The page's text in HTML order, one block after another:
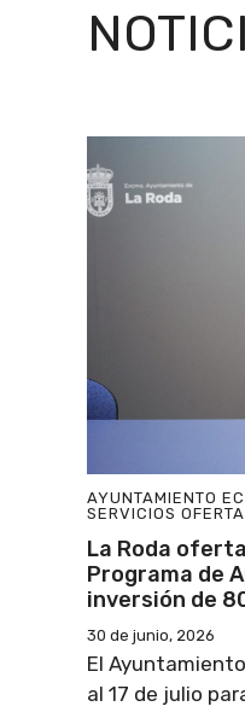
AYUNTAMIENTO
SERVICIOS
La Roda
Programa de
inversión de
30 de junio, 2026
El
al 17 de julio